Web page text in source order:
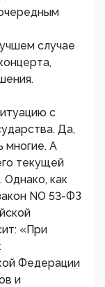
случае
с
Да,
многие. А
текущей
Однако, как
NO 53-ФЗ
«При
Федерации
и